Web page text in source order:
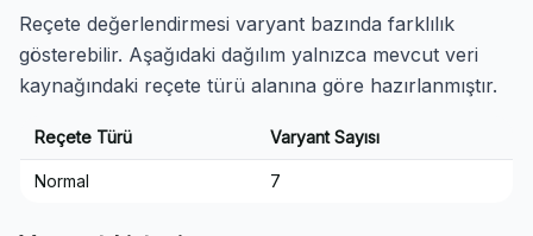
Reçete değerlendirmesi varyant bazında farklılık
gösterebilir. Aşağıdaki dağılım yalnızca mevcut veri
kaynağındaki reçete türü alanına göre hazırlanmıştır.
Reçete Türü Varyant Sayısı
Normal 7